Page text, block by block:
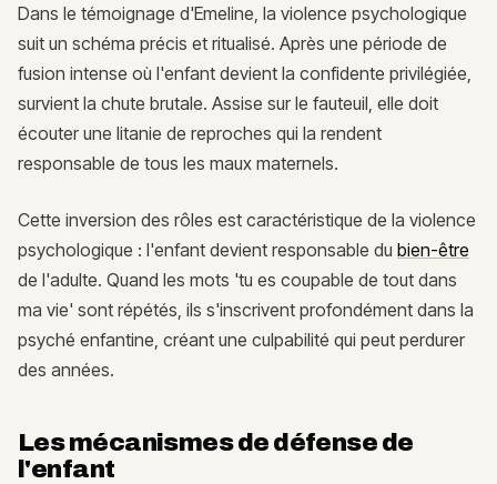
Dans le témoignage d'Emeline, la violence psychologique
suit un schéma précis et ritualisé. Après une période de
fusion intense où l'enfant devient la confidente privilégiée,
survient la chute brutale. Assise sur le fauteuil, elle doit
écouter une litanie de reproches qui la rendent
responsable de tous les maux maternels.
Cette inversion des rôles est caractéristique de la violence
psychologique : l'enfant devient responsable du bien-être
de l'adulte. Quand les mots 'tu es coupable de tout dans
ma vie' sont répétés, ils s'inscrivent profondément dans la
psyché enfantine, créant une culpabilité qui peut perdurer
des années.
Les mécanismes de défense de
l'enfant